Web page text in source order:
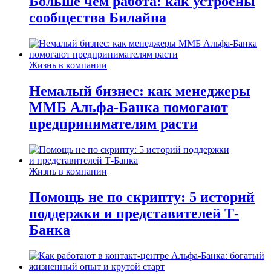
сообщества Билайна
Жизнь в компании
Немалый бизнес: как менеджеры
ММБ Альфа-Банка помогают
предпринимателям расти
Жизнь в компании
Помощь не по скрипту: 5 историй
поддержки и представителей Т-
Банка